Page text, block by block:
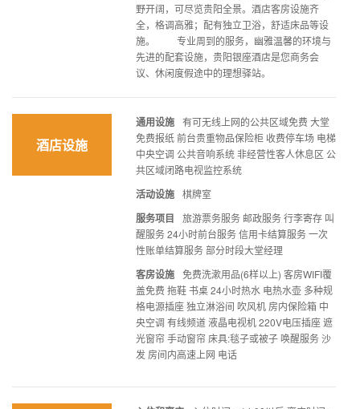
野开阔，可尽览贵阳全景。酒店客房设施齐
全，格调高雅；配有独立卫浴，舒适床品等设
施。 专业周到的服务，幽雅温馨的环境与
先进的配套设施，贵阳银座酒店是您商务会
议、休闲度假途中的理想驿站。
酒店设施
通用设施 有可无线上网的公共区域免费 大堂
免费报纸 前台贵重物品保险柜 收费停车场 电梯
中央空调 公共音响系统 非经营性客人休息区 公
共区域闭路电视监控系统
活动设施 棋牌室
服务项目
旅游票务服务 邮政服务 行李寄存 叫
醒服务 24小时前台服务 信用卡结算服务 一次
性账单结算服务 部分时段大堂经理
客房设施 免费洗漱用品(6样以上) 客房WIFI覆
盖免费 拖鞋 书桌 24小时热水 电热水壶 多种规
格电源插座 独立淋浴间 吹风机 房内保险箱 中
央空调 有线频道 液晶电视机 220V电压插座 遮
光窗帘 手动窗帘 床具:毯子或被子 唤醒服务 沙
发 房间内高速上网 电话